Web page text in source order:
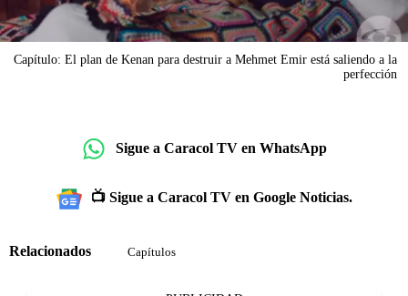
Capítulo: El plan de Kenan para destruir a Mehmet Emir está saliendo a la
perfección
Sigue a Caracol TV en WhatsApp
📺 Sigue a Caracol TV en Google Noticias.
Relacionados Capítulos